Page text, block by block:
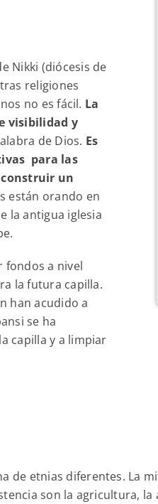
Nikki (diócesis de
religiones
no es fácil. La
visibilidad y
de Dios. Es
para las
construir un
están orando en
la antigua iglesia
fondos a nivel
la futura capilla.
han acudido a
se ha
capilla y a limpiar
de etnias diferentes. La
son la agricultura, la